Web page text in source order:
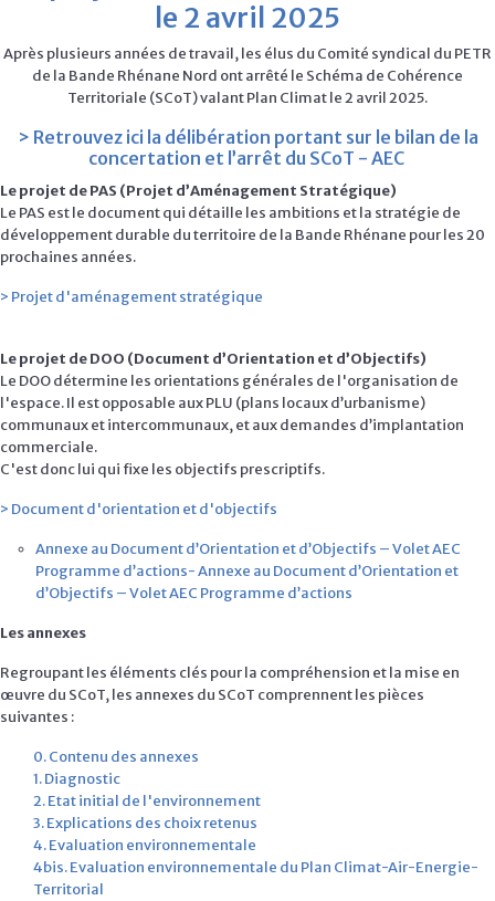
le 2 avril 2025
Après plusieurs années de travail, les élus du Comité syndical du PETR
de la Bande Rhénane Nord ont arrêté le Schéma de Cohérence
Territoriale (SCoT) valant Plan Climat le 2 avril 2025.
> Retrouvez ici la délibération portant sur le bilan de la
concertation et l’arrêt du SCoT - AEC
Le projet de PAS (Projet d’Aménagement Stratégique)
Le PAS est le document qui détaille les ambitions et la stratégie de
développement durable du territoire de la Bande Rhénane pour les 20
prochaines années.
> Projet d'aménagement stratégique
Le projet de DOO (Document d’Orientation et d’Objectifs)
Le DOO détermine les orientations générales de l'organisation de
l'espace. Il est opposable aux PLU (plans locaux d’urbanisme)
communaux et intercommunaux, et aux demandes d’implantation
commerciale.
C'est donc lui qui fixe les objectifs prescriptifs.
> Document d'orientation et d'objectifs
Annexe au Document d’Orientation et d’Objectifs – Volet AEC
Programme d’actions- Annexe au Document d’Orientation et
d’Objectifs – Volet AEC Programme d’actions
Les annexes
Regroupant les éléments clés pour la compréhension et la mise en
œuvre du SCoT, les annexes du SCoT comprennent les pièces
suivantes :
0. Contenu des annexes
1. Diagnostic
2. Etat initial de l'environnement
3. Explications des choix retenus
4. Evaluation environnementale
4bis. Evaluation environnementale du Plan Climat-Air-Energie-
Territorial